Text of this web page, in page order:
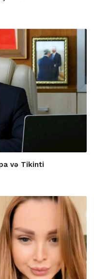
və Tikinti